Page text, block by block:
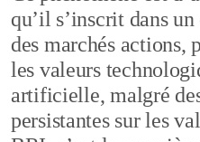
qu’il s’inscrit dans
des marchés actions,
les valeurs
artificielle, malgré
persistantes sur les